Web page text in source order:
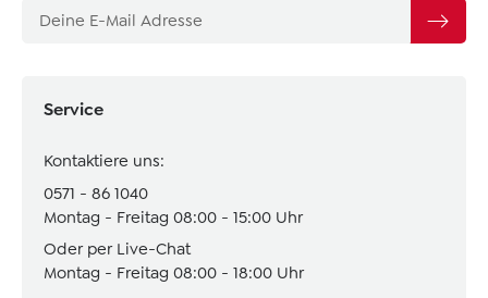
Service
Kontaktiere uns:
0571 - 86 1040
Montag - Freitag 08:00 - 15:00 Uhr
Oder per Live-Chat
Montag - Freitag 08:00 - 18:00 Uhr